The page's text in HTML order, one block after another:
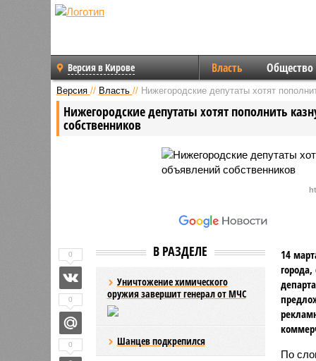
Версия в Кирове Власть Общество
Версия // Власть // Нижегородские депутаты хотят
Нижегородские депутаты хотят пополнить
собственников
В РАЗДЕЛЕ
Уничтожение химического
оружия завершит генерал от МЧС
Шанцев подкрепился
14
По
0
0
0